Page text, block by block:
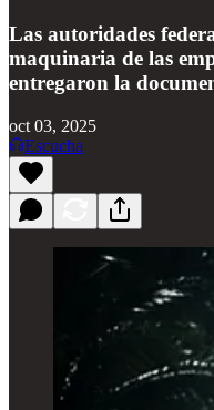
Las autoridades
maquinaria de las
entregaron la
oct 03, 2025
Escucha